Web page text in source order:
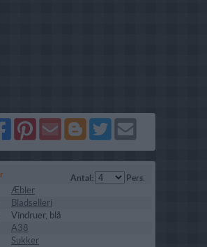
Del
på
Send
via
Del
på
Del
på
Send
Antal: Pers.
Æbler
Bladselleri
Vindruer, blå
A38
Sukker